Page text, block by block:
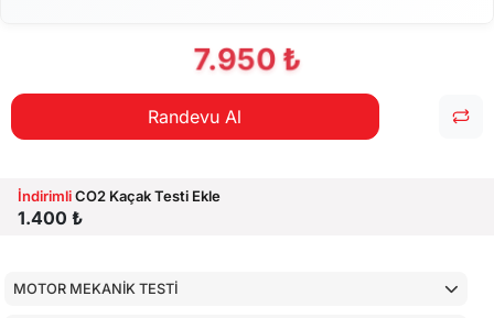
7.950 ₺
Randevu Al
İndirimliCO2 Kaçak Testi Ekle
1.400 ₺
MOTOR MEKANİK TESTİ